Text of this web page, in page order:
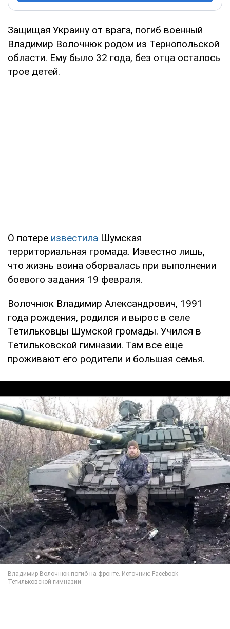
Защищая Украину от врага, погиб военный
Владимир Волочнюк родом из Тернопольской
области. Ему было 32 года, без отца осталось
трое детей.
О потере известила Шумская
территориальная громада. Известно лишь,
что жизнь воина оборвалась при выполнении
боевого задания 19 февраля.
Волочнюк Владимир Александрович, 1991
года рождения, родился и вырос в селе
Тетильковцы Шумской громады. Учился в
Тетильковской гимназии. Там все еще
проживают его родители и большая семья.